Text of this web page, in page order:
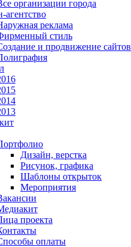
организации города
агентство
реклама
стиль
и продвижение сайтов
Дизайн, верстка
Рисунок, графика
Шаблоны открыток
Мероприятия
проекта
оплаты